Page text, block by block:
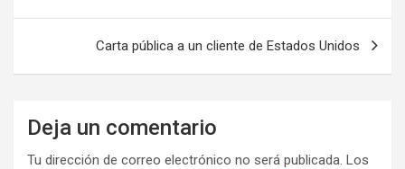
v
g
Carta pública a un cliente de Estados Unidos
Deja un comentario
Tu dirección de correo electrónico no será publicada. Los